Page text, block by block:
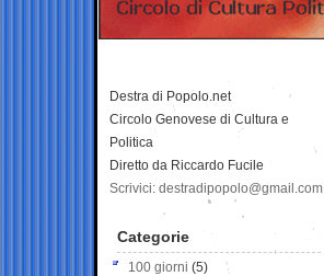
Destra di Popolo.net
Circolo Genovese di Cultura e
Politica
Diretto da Riccardo Fucile
Scrivici: destradipopolo@gmail.com
Categorie
100 giorni (5)